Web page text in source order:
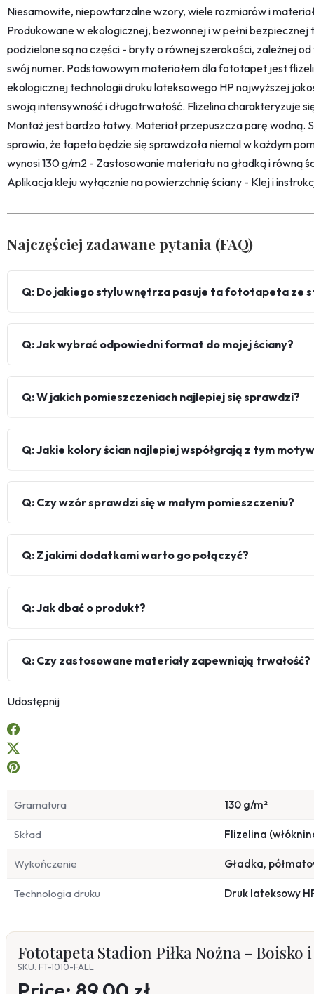
Niesamowite, niepowtarzalne wzory, wiele rozmiarów i
Produkowane w ekologicznej, bezwonnej i w pełni
podzielone są na części - bryty o równej szerokości, zależnej
swój numer. Podstawowym materiałem dla fototapet jest
ekologicznej technologii druku lateksowego HP najwyższej
swoją intensywność i długotrwałość. Flizelina charakteryzuje
Montaż jest bardzo łatwy. Materiał przepuszcza parę wodną.
sprawia, że tapeta będzie się sprawdzała niemal w każdym
wynosi 130 g/m2 - Zastosowanie materiału na gładką i równą
Aplikacja kleju wyłącznie na powierzchnię ściany - Klej i
Najczęściej zadawane pytania (FAQ)
Q: Do jakiego stylu wnętrza pasuje ta fototapeta ze
Q: Jak wybrać odpowiedni format do mojej ściany?
Q: W jakich pomieszczeniach najlepiej się sprawdzi?
Q: Jakie kolory ścian najlepiej współgrają z tym
Q: Czy wzór sprawdzi się w małym pomieszczeniu?
Q: Z jakimi dodatkami warto go połączyć?
Q: Jak dbać o produkt?
Q: Czy zastosowane materiały zapewniają trwałość?
Udostępnij
Gramatura 130 g/m²
Skład Flizelina
Wykończenie Gładka,
Technologia druku Druk lateksowy
Fototapeta Stadion Piłka Nożna – Boisko
SKU: FT-1010-FALL